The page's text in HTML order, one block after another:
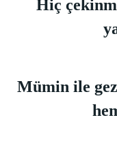
Hiç
Mümin ile